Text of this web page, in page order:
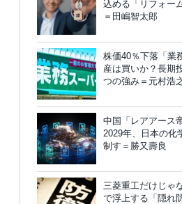
込める「リフォー
＝田嶋智太郎
株価40％下落「業
産は買いか？長期
つの強み＝元村浩
中国「レアアース
2029年、日本の化
制す＝勝又壽良
三菱重工だけじゃ
で浮上する「隠れ